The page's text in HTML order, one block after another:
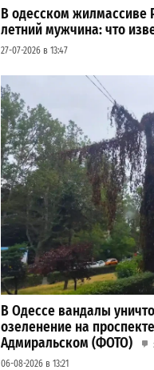
В одесском жилмассиве
летний мужчина: что
27-07-2026 в 13:47
В Одессе вандалы
озеленение на
Адмиральском (ФОТО)
06-08-2026 в 13:21